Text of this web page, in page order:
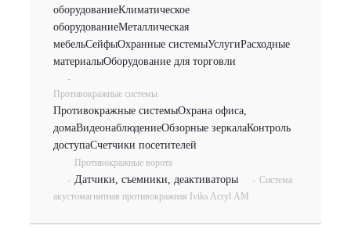
оборудованиеКлиматическое
оборудованиеМеталлическая
мебельСейфыОхранные системыУслугиРасходные
материалыОборудование для торговли
-
Противокражные системы
Противокражные системыОхрана офиса,
домаВидеонаблюдениеОбзорные зеркалаКонтроль
доступаСчетчики посетителей
-
Противокражные ворота
Датчики, съемники, деактиваторы - Система
акустомагнитная противокражная Iviks Acryl АМ